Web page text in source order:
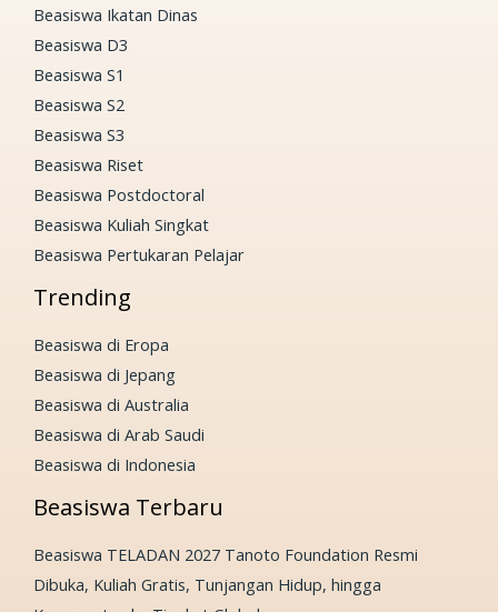
Beasiswa Ikatan Dinas
Beasiswa D3
Beasiswa S1
Beasiswa S2
Beasiswa S3
Beasiswa Riset
Beasiswa Postdoctoral
Beasiswa Kuliah Singkat
Beasiswa Pertukaran Pelajar
Trending
Beasiswa di Eropa
Beasiswa di Jepang
Beasiswa di Australia
Beasiswa di Arab Saudi
Beasiswa di Indonesia
Beasiswa Terbaru
Beasiswa TELADAN 2027 Tanoto Foundation Resmi
Dibuka, Kuliah Gratis, Tunjangan Hidup, hingga